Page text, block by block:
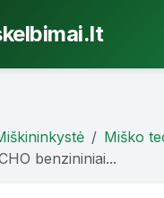
Miško
benzininiai...